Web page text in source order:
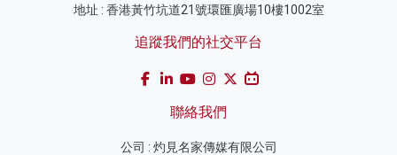
地址 : 香港黃竹坑道21號環匯廣場10樓1002室
追蹤我們的社交平台
聯絡我們
公司 : 灼見名家傳媒有限公司